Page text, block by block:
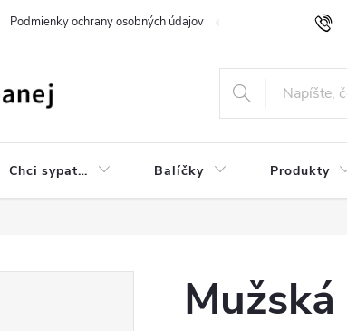
Podmienky ochrany osobných údajov Reklamácie a vrátenie
Chci sypat… Balíčky Produkty